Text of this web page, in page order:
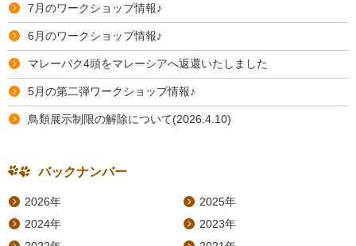
7月のワークショップ情報♪
6月のワークショップ情報♪
マレーバク4頭をマレーシアへ返還いたしました
5月の第二弾ワークショップ情報♪
鳥類展示制限の解除について(2026.4.10)
バックナンバー
2026年
2025年
2024年
2023年